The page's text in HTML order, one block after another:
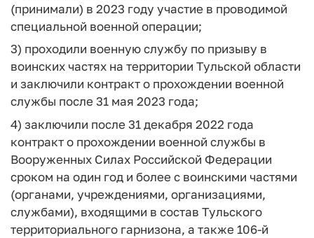
(принимали) в 2023 году участие в проводимой
специальной военной операции;
3) проходили военную службу по призыву в
воинских частях на территории Тульской области
и заключили контракт о прохождении военной
службы после 31 мая 2023 года;
4) заключили после 31 декабря 2022 года
контракт о прохождении военной службы в
Вооруженных Силах Российской Федерации
сроком на один год и более с воинскими частями
(органами, учреждениями, организациями,
службами), входящими в состав Тульского
территориального гарнизона, а также 106-й